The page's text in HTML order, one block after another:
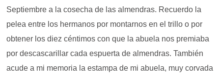
Septiembre a la cosecha de las almendras. Recuerdo la
pelea entre los hermanos por montarnos en el trillo o por
obtener los diez céntimos con que la abuela nos premiaba
por descascarillar cada espuerta de almendras. También
acude a mi memoria la estampa de mi abuela, muy corvada